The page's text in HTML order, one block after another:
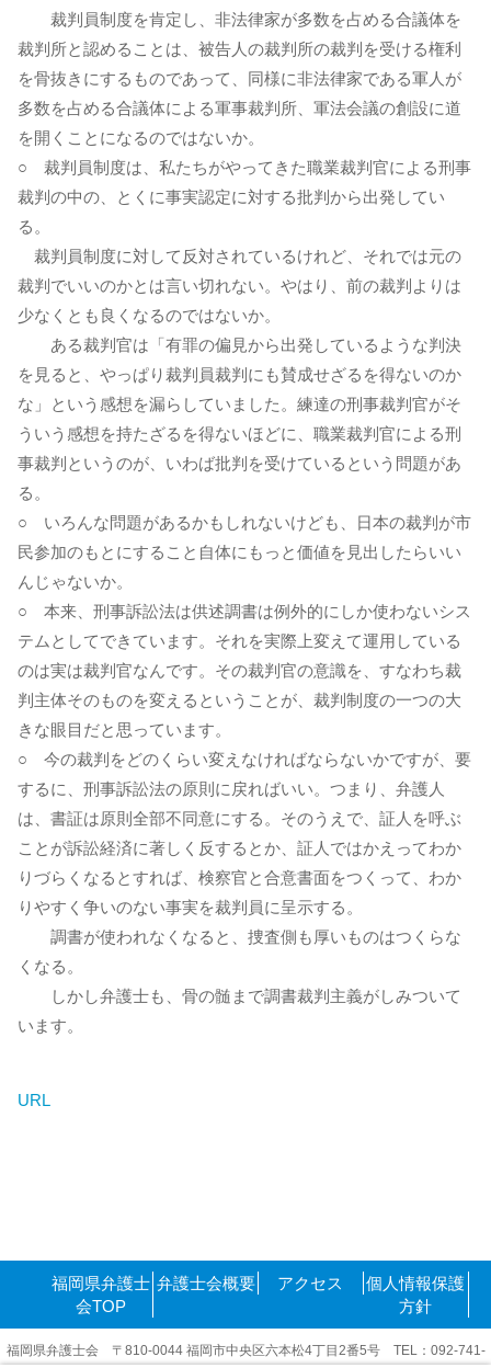
裁判員制度を肯定し、非法律家が多数を占める合議体を
裁判所と認めることは、被告人の裁判所の裁判を受ける権利
を骨抜きにするものであって、同様に非法律家である軍人が
多数を占める合議体による軍事裁判所、軍法会議の創設に道
を開くことになるのではないか。
○ 裁判員制度は、私たちがやってきた職業裁判官による刑事
裁判の中の、とくに事実認定に対する批判から出発してい
る。
裁判員制度に対して反対されているけれど、それでは元の
裁判でいいのかとは言い切れない。やはり、前の裁判よりは
少なくとも良くなるのではないか。
ある裁判官は「有罪の偏見から出発しているような判決
を見ると、やっぱり裁判員裁判にも賛成せざるを得ないのか
な」という感想を漏らしていました。練達の刑事裁判官がそ
ういう感想を持たざるを得ないほどに、職業裁判官による刑
事裁判というのが、いわば批判を受けているという問題があ
る。
○ いろんな問題があるかもしれないけども、日本の裁判が市
民参加のもとにすること自体にもっと価値を見出したらいい
んじゃないか。
○ 本来、刑事訴訟法は供述調書は例外的にしか使わないシス
テムとしてできています。それを実際上変えて運用している
のは実は裁判官なんです。その裁判官の意識を、すなわち裁
判主体そのものを変えるということが、裁判制度の一つの大
きな眼目だと思っています。
○ 今の裁判をどのくらい変えなければならないかですが、要
するに、刑事訴訟法の原則に戻ればいい。つまり、弁護人
は、書証は原則全部不同意にする。そのうえで、証人を呼ぶ
ことが訴訟経済に著しく反するとか、証人ではかえってわか
りづらくなるとすれば、検察官と合意書面をつくって、わか
りやすく争いのない事実を裁判員に呈示する。
調書が使われなくなると、捜査側も厚いものはつくらな
くなる。
しかし弁護士も、骨の髄まで調書裁判主義がしみついて
います。
URL
福岡県弁護士
会TOP
弁護士会概要 アクセス
個人情報保護
方針
福岡県弁護士会 〒810-0044 福岡市中央区六本松4丁目2番5号 TEL：092-741-